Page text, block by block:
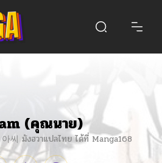
(คุณนาย)
씨 มังฮวาแปลไทย ได้ที่ Manga168